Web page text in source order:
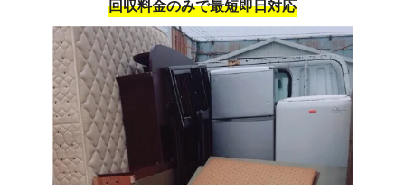
回収料金のみで最短即日対応